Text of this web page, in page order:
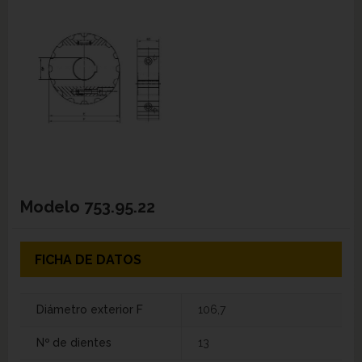
Modelo 753.95.22
FICHA DE DATOS
Diámetro exterior F 106,7
Nº de dientes 13